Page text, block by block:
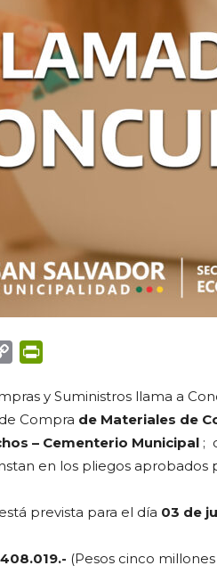
Copy
y Suministros llama a
Compra de Materiales de
– Cementerio Municipal ;
en los pliegos aprobados
está prevista para el día 03 de
(Pesos cinco